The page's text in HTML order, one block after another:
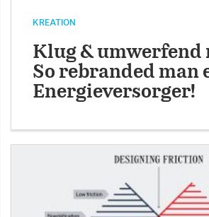
KREATION
Klug & umwerfend
So rebranded man
Energieversorger!